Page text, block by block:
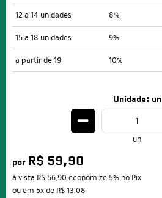
12 a 14 unidades
8%
15 a 18 unidades
9%
a partir de 19
10%
Unidade: un
un
por R$ 59,90
à vista R$ 56,90 economize 5% no Pix
ou em 5xde R$ 13,08